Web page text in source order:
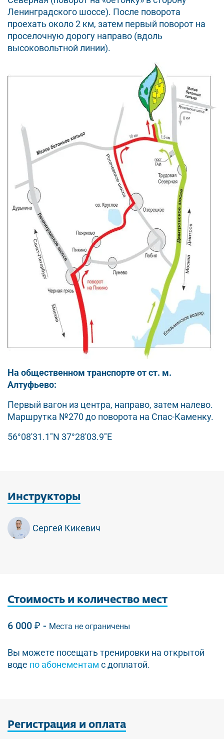
Ленинградского шоссе). После поворота
проехать около 2 км, затем первый поворот на
проселочную дорогу направо (вдоль
высоковольтной линии).
На общественном транспорте от ст. м.
Алтуфьево:
Первый вагон из центра, направо, затем налево.
Маршрутка №270 до поворота на Спас-Каменку.
56°08'31.1"N 37°28'03.9"E
Инструкторы
Сергей Кикевич
Стоимость и количество мест
6 000 ₽ - Места не ограничены
Вы можете посещать тренировки на открытой
воде по абонементам с доплатой.
Регистрация и оплата